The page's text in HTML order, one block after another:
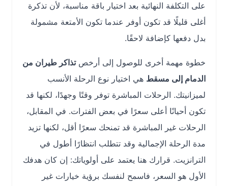
على التكلفة النهائية بعد اختيار باقة مناسبة، لأن تذكرة
أغلى قليلًا قد تكون أوفر عندما تكون الأمتعة مشمولة
بدل دفعها كإضافة لاحقًا.
خطوة مهمة أخرى للوصول إلى أرخص تذاكر طيران من
الدمام إلى مسقطهي اختيار نوع الرحلة الأنسب
لميزانيتك. الرحلات المباشرة توفر وقتًا وجهدًا، لكنها قد
تكون أحيانًا أعلى سعرًا في بعض الفترات. في المقابل،
الرحلات غير المباشرة قد تمنحك سعرًا أقل، لكنها تزيد
مدة الرحلة الإجمالية وقد تتطلب انتظارًا أطول في
الترانزيت. قرارك هنا يعتمد على أولوياتك: إن كان هدفك
الأول هو السعر، فاسمح لنفسك برؤية خيارات غير